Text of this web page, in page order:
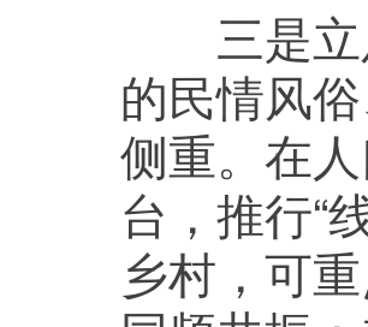
三是立
的民情风
侧重。在
台，推行“
乡村，可